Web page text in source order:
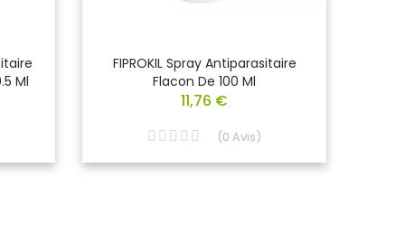
Ml
FIPROKIL Spray Antiparasitaire
Flacon De 100 Ml
11,76 €
(0 Avis)